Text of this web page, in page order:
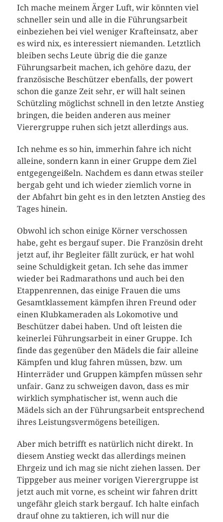
Ich mache meinem Ärger Luft, wir könnten viel
schneller sein und alle in die Führungsarbeit
einbeziehen bei viel weniger Krafteinsatz, aber
es wird nix, es interessiert niemanden. Letztlich
bleiben sechs Leute übrig die die ganze
Führungsarbeit machen, ich gehöre dazu, der
französische Beschützer ebenfalls, der powert
schon die ganze Zeit sehr, er will halt seinen
Schützling möglichst schnell in den letzte Anstieg
bringen, die beiden anderen aus meiner
Vierergruppe ruhen sich jetzt allerdings aus.
Ich nehme es so hin, immerhin fahre ich nicht
alleine, sondern kann in einer Gruppe dem Ziel
entgegengeißeln. Nachdem es dann etwas steiler
bergab geht und ich wieder ziemlich vorne in
der Abfahrt bin geht es in den letzten Anstieg des
Tages hinein.
Obwohl ich schon einige Körner verschossen
habe, geht es bergauf super. Die Französin dreht
jetzt auf, ihr Begleiter fällt zurück, er hat wohl
seine Schuldigkeit getan. Ich sehe das immer
wieder bei Radmarathons und auch bei den
Etappenrennen, das einige Frauen die ums
Gesamtklassement kämpfen ihren Freund oder
einen Klubkameraden als Lokomotive und
Beschützer dabei haben. Und oft leisten die
keinerlei Führungsarbeit in einer Gruppe. Ich
finde das gegenüber den Mädels die fair alleine
Kämpfen und klug fahren müssen, bzw. um
Hinterräder und Gruppen kämpfen müssen sehr
unfair. Ganz zu schweigen davon, dass es mir
wirklich symphatischer ist, wenn auch die
Mädels sich an der Führungsarbeit entsprechend
ihres Leistungsvermögens beteiligen.
Aber mich betrifft es natürlich nicht direkt. In
diesem Anstieg weckt das allerdings meinen
Ehrgeiz und ich mag sie nicht ziehen lassen. Der
Tippgeber aus meiner vorigen Vierergruppe ist
jetzt auch mit vorne, es scheint wir fahren dritt
ungefähr gleich stark bergauf. Ich halte einfach
drauf ohne zu taktieren, ich will nur die